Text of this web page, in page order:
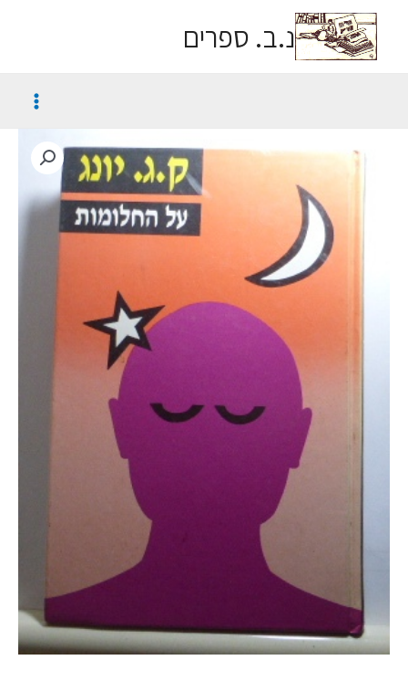
נ.ב. ספרים